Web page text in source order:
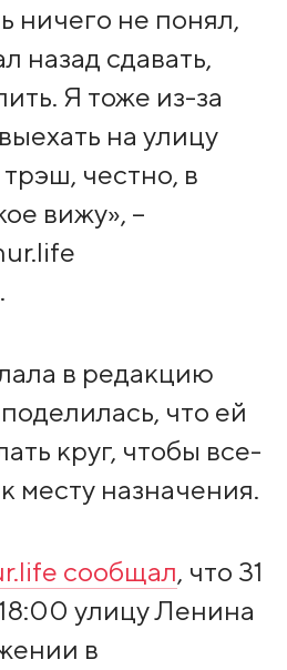
ничего не понял,
назад сдавать,
Я тоже из-за
на улицу
честно, в
вижу», –
в редакцию
что ей
круг, чтобы все-
месту назначения.
сообщал, что 31
улицу Ленина
в